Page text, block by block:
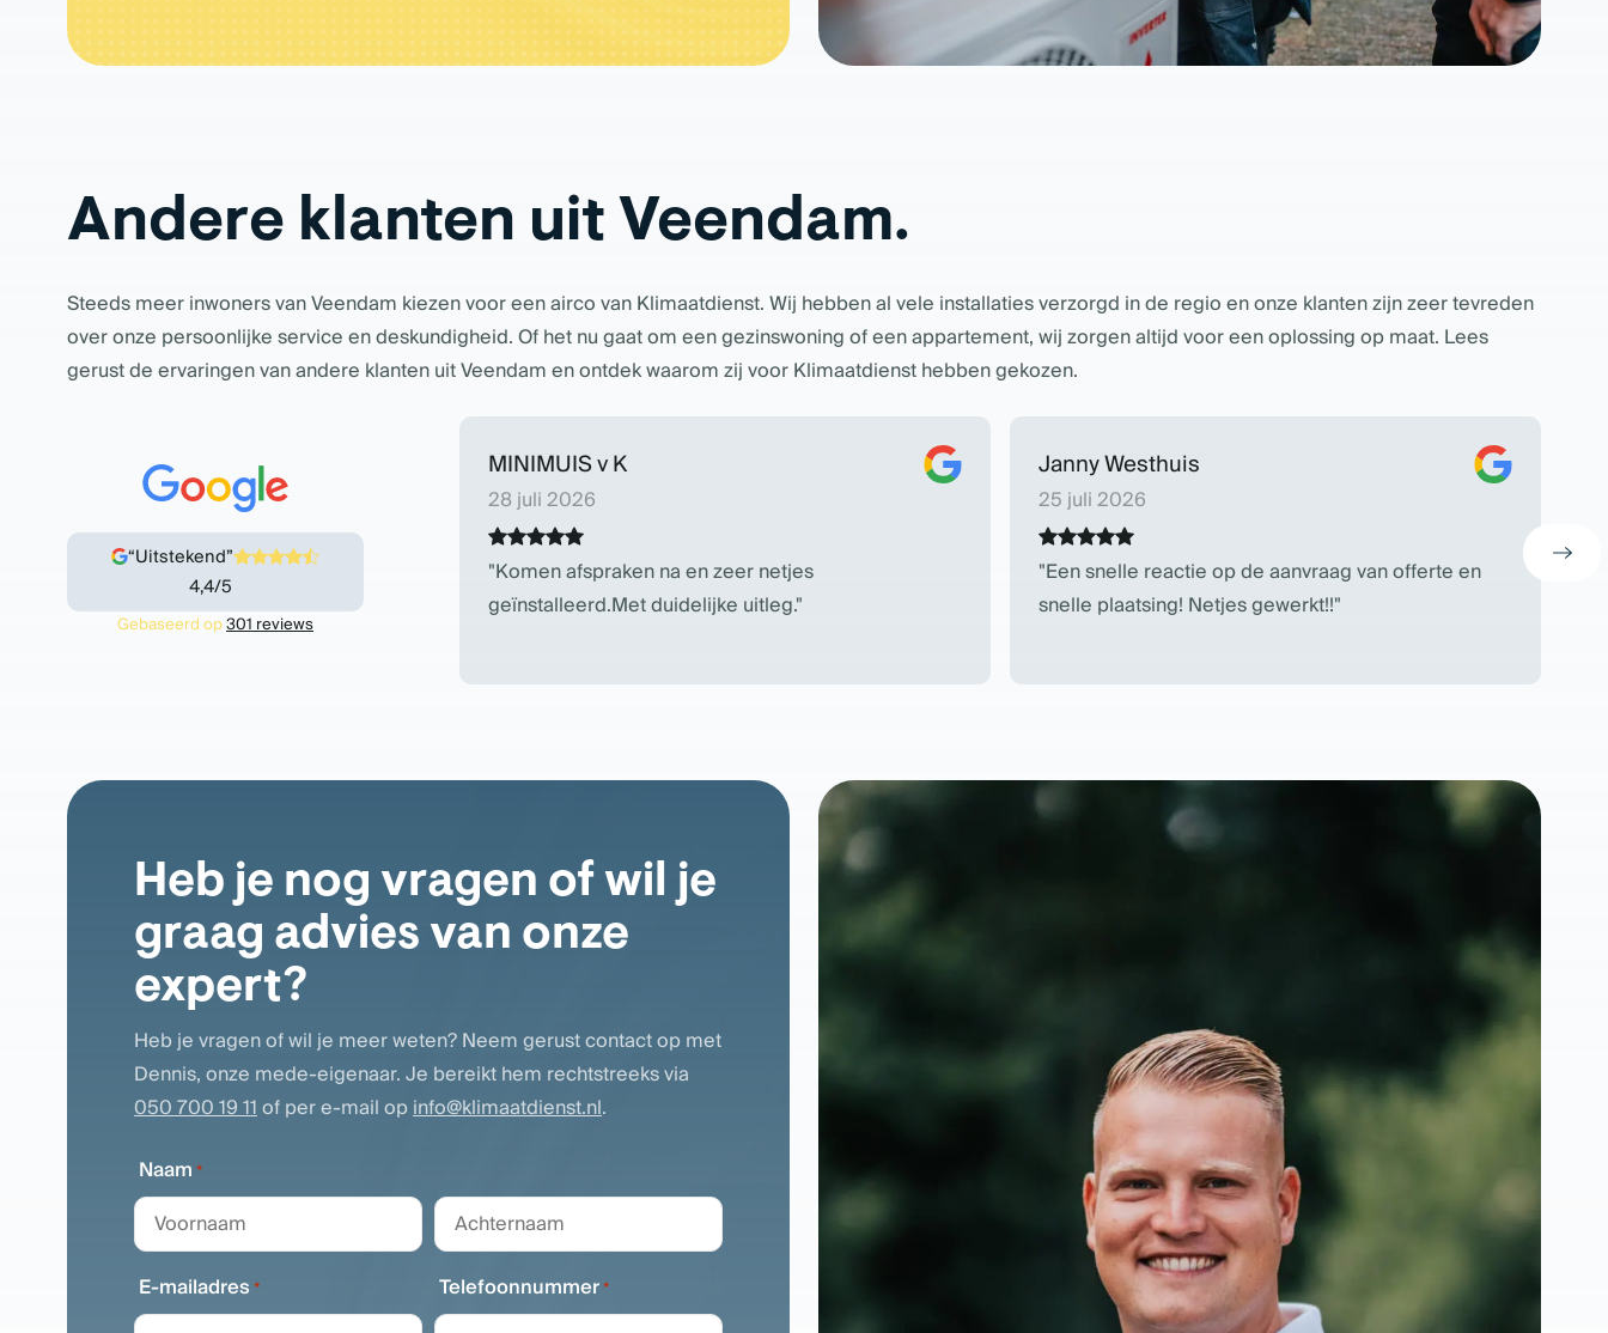
Andere klanten uit Veendam.
Steeds meer inwoners van Veendam kiezen voor een airco van Klimaatdienst. Wij hebben al vele installaties verzorgd in de regio en onze klanten zijn zeer tevreden
over onze persoonlijke service en deskundigheid. Of het nu gaat om een gezinswoning of een appartement, wij zorgen altijd voor een oplossing op maat. Lees
gerust de ervaringen van andere klanten uit Veendam en ontdek waarom zij voor Klimaatdienst hebben gekozen.
“Uitstekend”
4,4/5
Gebaseerd op301 reviews
MINIMUIS v K
28 juli 2026
Komen afspraken na en zeer netjes
geïnstalleerd.Met duidelijke uitleg.
Janny Westhuis
25 juli 2026
Een snelle reactie op de aanvraag van offerte en
snelle plaatsing! Netjes gewerkt!!
Heb je nog vragen of wil je
graag advies van onze
expert?
Heb je vragen of wil je meer weten? Neem gerust contact op met
Dennis, onze mede-eigenaar. Je bereikt hem rechtstreeks via
050 700 19 11of per e-mail opinfo@klimaatdienst.nl.
Naam*
Voornaam Achternaam
E-mailadres* Telefoonnummer*